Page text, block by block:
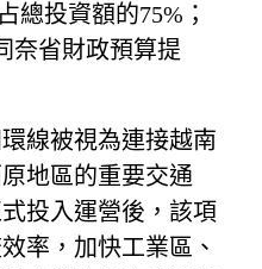
總投資額的75%；
奈省財政預算提
線被視為連接越南
地區的重要交通
式投入運營後，該項
率，加快工業區、